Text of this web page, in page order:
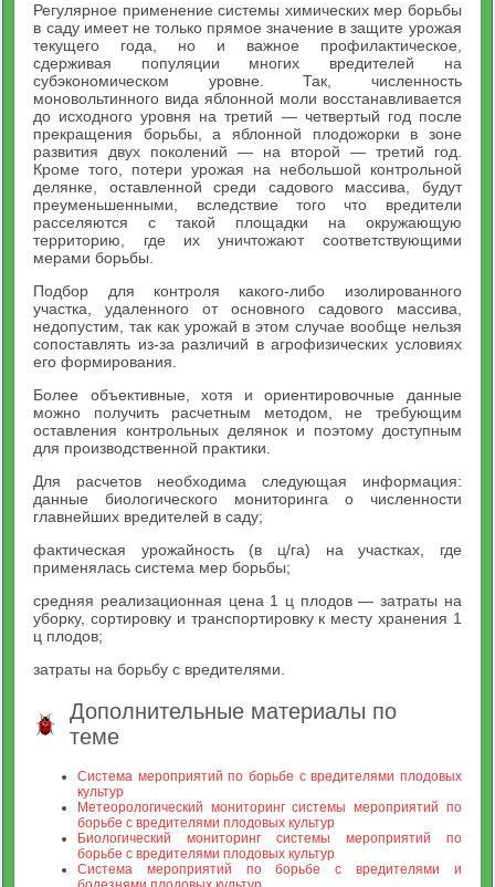
Регулярное применение системы химических мер борьбы
в саду имеет не только прямое значение в защите урожая
текущего года, но и важное профилактическое,
сдерживая популяции многих вредителей на
субэкономическом уровне. Так, численность
моновольтинного вида яблонной моли восстанавливается
до исходного уровня на третий — четвертый год после
прекращения борьбы, а яблонной плодожорки в зоне
развития двух поколений — на второй — третий год.
Кроме того, потери урожая на небольшой контрольной
делянке, оставленной среди садового массива, будут
преуменьшенными, вследствие того что вредители
расселяются с такой площадки на окружающую
территорию, где их уничтожают соответствующими
мерами борьбы.
Подбор для контроля какого-либо изолированного
участка, удаленного от основного садового массива,
недопустим, так как урожай в этом случае вообще нельзя
сопоставлять из-за различий в агрофизических условиях
его формирования.
Более объективные, хотя и ориентировочные данные
можно получить расчетным методом, не требующим
оставления контрольных делянок и поэтому доступным
для производственной практики.
Для расчетов необходима следующая информация:
данные биологического мониторинга о численности
главнейших вредителей в саду;
фактическая урожайность (в ц/га) на участках, где
применялась система мер борьбы;
средняя реализационная цена 1 ц плодов — затраты на
уборку, сортировку и транспортировку к месту хранения 1
ц плодов;
затраты на борьбу с вредителями.
Дополнительные материалы по
теме
Система мероприятий по борьбе с вредителями плодовых
культур
Метеорологический мониторинг системы мероприятий по
борьбе с вредителями плодовых культур
Биологический мониторинг системы мероприятий по
борьбе с вредителями плодовых культур
Система мероприятий по борьбе с вредителями и